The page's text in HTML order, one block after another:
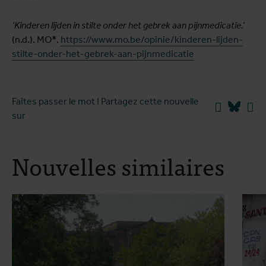
‘Kinderen lijden in stilte onder het gebrek aan pijnmedicatie.’
(n.d.). MO*. https://www.mo.be/opinie/kinderen-lijden-
stilte-onder-het-gebrek-aan-pijnmedicatie
Faites passer le mot ! Partagez cette nouvelle
sur
Facebook
Nouvelles similaires